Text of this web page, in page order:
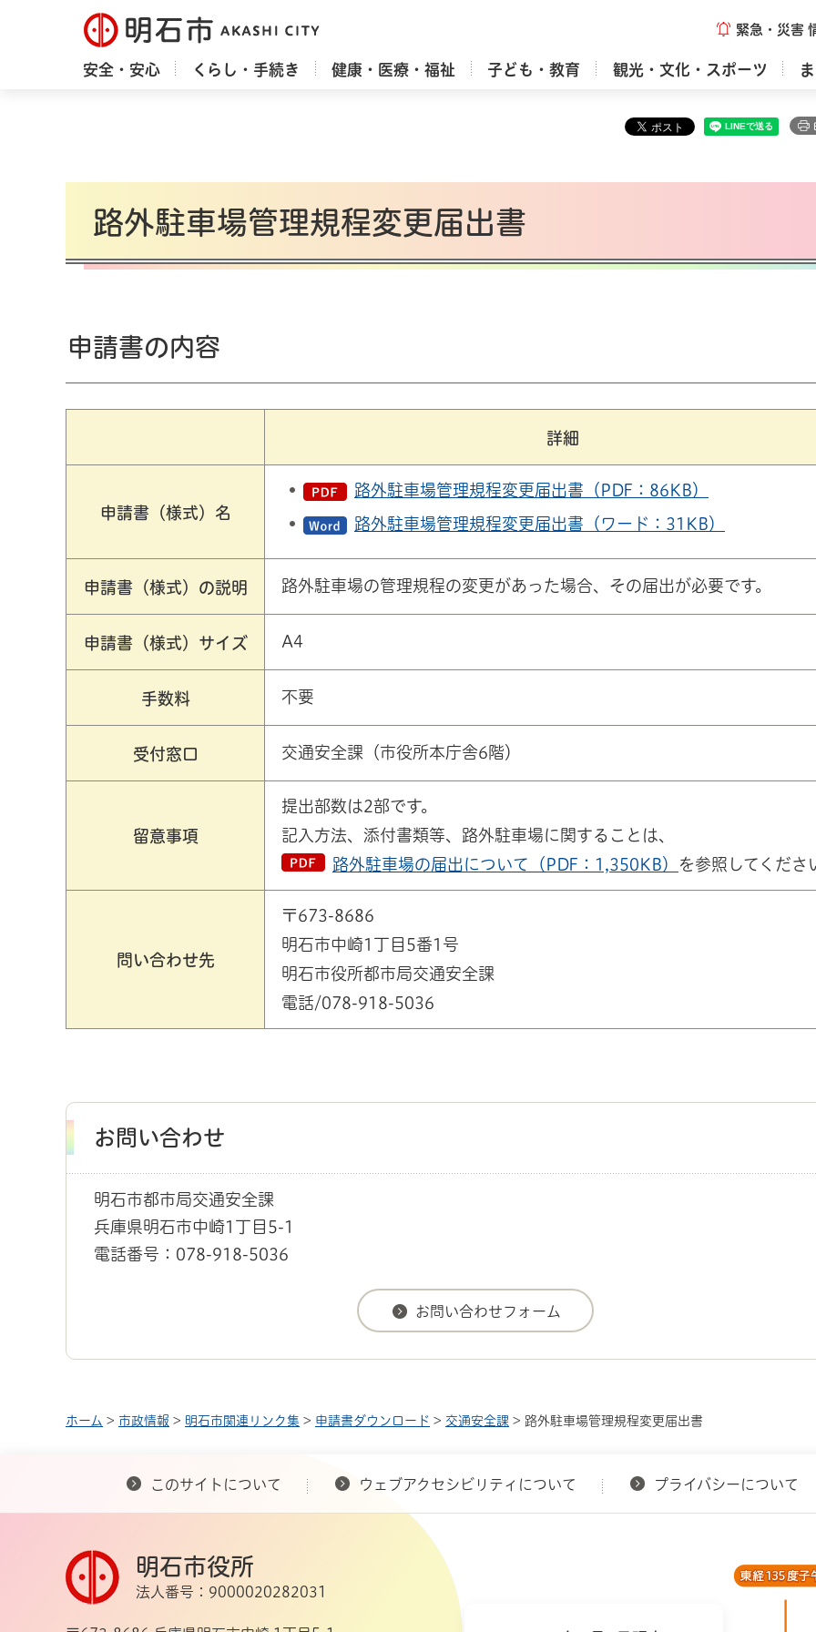
明石市 緊急・災害
安全・安心 くらし・手続き 健康・医療・福祉 子ども・教育 観光・文化・スポーツ
路外駐車場管理規程変更届出書
申請書の内容
詳細
申請書（様式）名
路外駐車場管理規程変更届出書（PDF：86KB）
路外駐車場管理規程変更届出書（ワード：31KB）
申請書（様式）の説明 路外駐車場の管理規程の変更があった場合、その届出が必要です。
申請書（様式）サイズ A4
手数料 不要
受付窓口 交通安全課（市役所本庁舎6階）
留意事項
提出部数は2部です。
記入方法、添付書類等、路外駐車場に関することは、
路外駐車場の届出について（PDF：1,350KB）
を参照してくださ
問い合わせ先
〒673-8686
明石市中崎1丁目5番1号
明石市役所都市局交通安全課
電話/078-918-5036
お問い合わせ
明石市都市局交通安全課
兵庫県明石市中崎1丁目5-1
電話番号：078-918-5036
ホーム > 市政情報 > 明石市関連リンク集 > 申請書ダウンロード > 交通安全課 > 路外駐車場管理規程変更届出書
このサイトについて ウェブアクセシビリティについて プライバシーについて
明石市役所
法人番号：9000020282031